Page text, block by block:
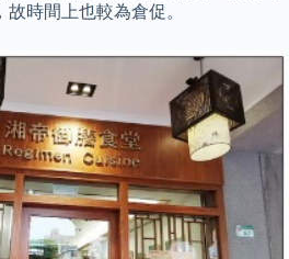
時間上也較為倉促。